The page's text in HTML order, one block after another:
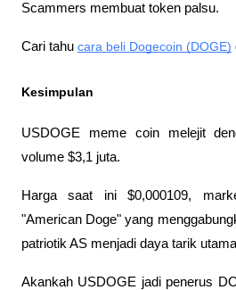
Scammers membuat token palsu.
Cari tahu cara beli Dogecoin (DOGE)
Kesimpulan
USDOGE meme coin melejit
volume $3,1 juta.
Harga saat ini $0,000109,
"American Doge" yang
patriotik AS menjadi daya tarik
Akankah USDOGE jadi penerus